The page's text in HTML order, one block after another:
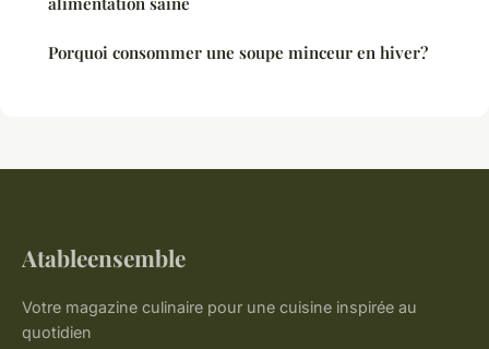
Porquoi consommer une soupe minceur en hiver?
Atableensemble
Votre magazine culinaire pour une cuisine inspirée au
quotidien